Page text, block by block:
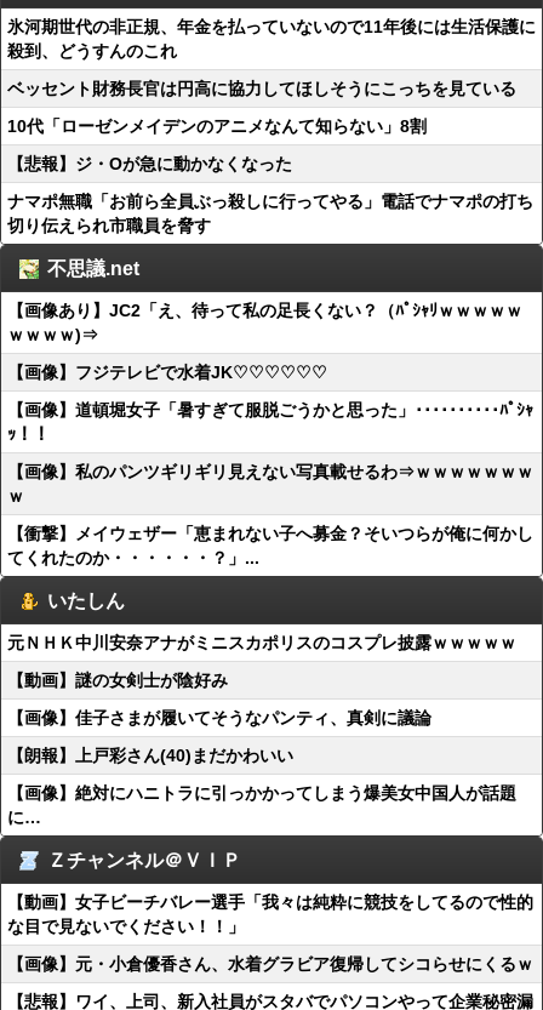
氷河期世代の非正規、年金を払っていないので11年後には生活保護に
殺到、どうすんのこれ
ベッセント財務長官は円高に協力してほしそうにこっちを見ている
10代「ローゼンメイデンのアニメなんて知らない」8割
【悲報】ジ・Oが急に動かなくなった
ナマポ無職「お前ら全員ぶっ殺しに行ってやる」電話でナマポの打ち
切り伝えられ市職員を脅す
不思議.net
【画像あり】JC2「え、待って私の足長くない？（ﾊﾟｼｬﾘｗｗｗｗｗ
ｗｗｗｗ)⇒
【画像】フジテレビで水着JK♡♡♡♡♡♡
【画像】道頓堀女子「暑すぎて服脱ごうかと思った」･･････････ﾊﾟｼｬ
ｯ！！
【画像】私のパンツギリギリ見えない写真載せるわ⇒ｗｗｗｗｗｗｗ
ｗ
【衝撃】メイウェザー「恵まれない子へ募金？そいつらが俺に何かし
てくれたのか・・・・・・？」...
いたしん
元ＮＨＫ中川安奈アナがミニスカポリスのコスプレ披露ｗｗｗｗｗ
【動画】謎の女剣士が陰好み
【画像】佳子さまが履いてそうなパンティ、真剣に議論
【朗報】上戸彩さん(40)まだかわいい
【画像】絶対にハニトラに引っかかってしまう爆美女中国人が話題
に…
Ｚチャンネル＠ＶＩＰ
【動画】女子ビーチバレー選手「我々は純粋に競技をしてるので性的
な目で見ないでください！！」
【画像】元・小倉優香さん、水着グラビア復帰してシコらせにくるｗ
【悲報】ワイ、上司、新入社員がスタバでパソコンやって企業秘密漏